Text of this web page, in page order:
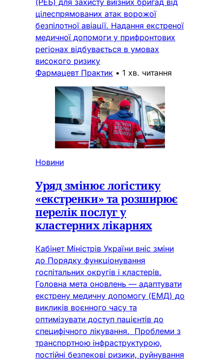
цілеспрямованих атак ворожої
безпілотної авіації. Надання екстреної
медичної допомоги у прифронтових
регіонах відбувається в умовах
високого ризику
Фармацевт Практик • 1 хв. читання
Новини
Уряд змінює логістику
«екстренки» та розширює
перелік послуг у
кластерних лікарнях
Кабінет Міністрів України вніс зміни
до Порядку функціонування
госпітальних округів і кластерів.
Головна мета оновлень — адаптувати
екстрену медичну допомогу (ЕМД) до
викликів воєнного часу та
оптимізувати доступ пацієнтів до
специфічного лікування. Проблеми з
транспортною інфраструктурою,
постійні безпекові ризики, руйнування